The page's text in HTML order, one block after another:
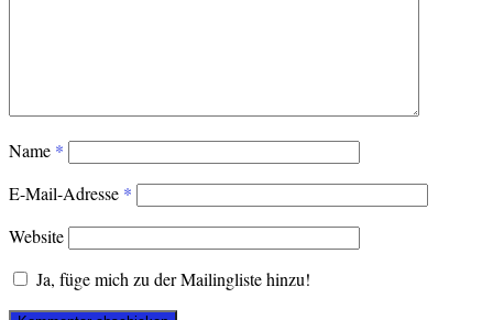
Name *
E-Mail-Adresse *
Website
Ja, füge mich zu der Mailingliste hinzu!